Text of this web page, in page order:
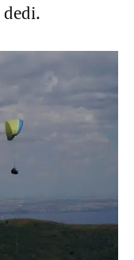
dedi.